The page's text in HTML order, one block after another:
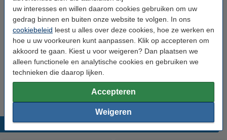
uw interesses en willen daarom cookies gebruiken om uw
gedrag binnen en buiten onze website te volgen. In ons
cookiebeleid leest u alles over deze cookies, hoe ze werken en
hoe u uw voorkeuren kunt aanpassen. Klik op accepteren om
akkoord te gaan. Kiest u voor weigeren? Dan plaatsen we
alleen functionele en analytische cookies en gebruiken we
technieken die daarop lijken.
Accepteren
Weigeren
Tip: papier meebestellen
123inkt kopieerpapier 1 doos van 2500 vellen
€ 33,50
Wij adviseren u deze toner (het 123inkt huismerk) te nemen i.p.v. de
Populaire producten